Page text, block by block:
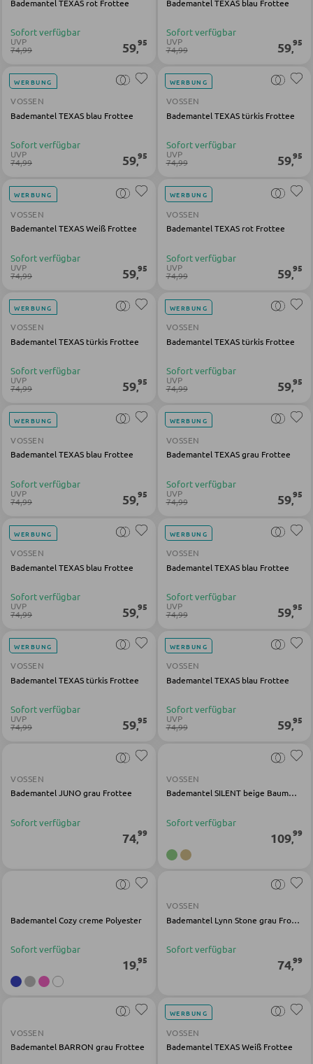
Servierwagen
Barstühle und Hocker
TISCHE
Couch- und Beistelltische
Schminktische
Esszimmerstühle
Tisch- und Eckbankgruppen
BADEZIMMER
Waschbecken und Armaturen
Badaccessoires
Garderobenleisten
Kleiderbügel
Garderoben Kommoden
Garderobenschränke
Garderobenserien
Schlüsselboards und Kästen
Schirmständer
SCHUHAUFBEWAHRUNG
Schuhschränke
Bademantel TEXAS rot Frottee
Sofort verfügbar
UVP
74,99 59,95
Bademantel TEXAS blau Frottee
Sofort verfügbar
UVP
74,99 59,95
WERBUNG
VOSSEN
Bademantel TEXAS blau Frottee
Sofort verfügbar
UVP
74,99 59,95
WERBUNG
VOSSEN
Bademantel TEXAS türkis Frottee
Sofort verfügbar
UVP
74,99 59,95
WERBUNG
VOSSEN
Bademantel TEXAS Weiß Frottee
Sofort verfügbar
UVP
74,99 59,95
WERBUNG
VOSSEN
Bademantel TEXAS rot Frottee
Sofort verfügbar
UVP
74,99 59,95
WERBUNG
VOSSEN
Bademantel TEXAS türkis Frottee
Sofort verfügbar
UVP
74,99 59,95
WERBUNG
VOSSEN
Bademantel TEXAS türkis Frottee
Sofort verfügbar
UVP
74,99 59,95
WERBUNG
VOSSEN
Bademantel TEXAS blau Frottee
Sofort verfügbar
UVP
74,99 59,95
WERBUNG
VOSSEN
Bademantel TEXAS grau Frottee
Sofort verfügbar
UVP
74,99 59,95
WERBUNG
VOSSEN
Bademantel TEXAS blau Frottee
Sofort verfügbar
UVP
74,99 59,95
WERBUNG
VOSSEN
Bademantel TEXAS blau Frottee
Sofort verfügbar
UVP
74,99 59,95
WERBUNG
VOSSEN
Bademantel TEXAS türkis Frottee
Sofort verfügbar
UVP
74,99 59,95
WERBUNG
VOSSEN
Bademantel TEXAS blau Frottee
Sofort verfügbar
UVP
74,99 59,95
VOSSEN
Bademantel JUNO grau Frottee
Sofort verfügbar
74,99
VOSSEN
Bademantel SILENT beige Baumwolle Frottee
Sofort verfügbar
109,99
Bademantel Cozy creme Polyester
Sofort verfügbar
19,95
VOSSEN
Bademantel Lynn Stone grau Frottee
Sofort verfügbar
74,99
VOSSEN
Bademantel BARRON grau Frottee
WERBUNG
VOSSEN
Bademantel TEXAS Weiß Frottee